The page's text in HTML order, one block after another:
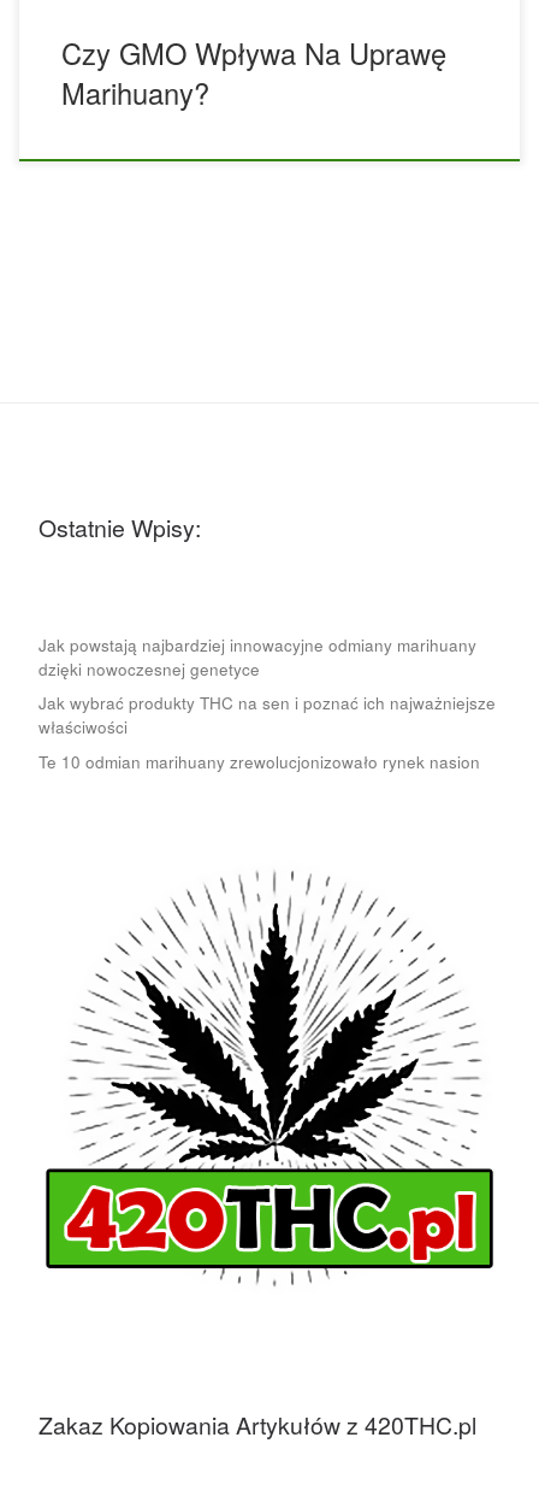
Czy GMO Wpływa Na Uprawę
Marihuany?
Ostatnie Wpisy:
Jak powstają najbardziej innowacyjne odmiany marihuany
dzięki nowoczesnej genetyce
Jak wybrać produkty THC na sen i poznać ich najważniejsze
właściwości
Te 10 odmian marihuany zrewolucjonizowało rynek nasion
Zakaz Kopiowania Artykułów z 420THC.pl